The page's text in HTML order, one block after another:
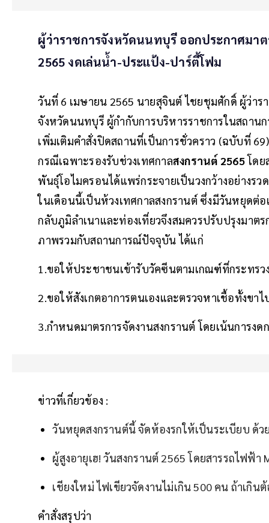
ผู้ว่าราชการจังหวัดนนทบุรี ออกประกาศมา
2565 งดเล่นน้ำ-ประแป้ง-ปาร์ตี้โฟม
วันที่ 6 เมษายน 2565 นายสุจินต์ ไชยชุมศักดิ์ ผู้ว่าร
จังหวัดนนทบุรี ผู้กำกับการบริหารราชการในสถาน
เพิ่มเติมคำสั่งปิดสถานที่เป็นการชั่วคราว (ฉบับที่
กรณีเฉพาะรองรับช่วงเทศกาลสงกรานต์ 2565โดย
พันธุ์โอไมครอนได้แพร่กระจายเป็นวงกว้างอย่างร
ในเดือนนี้เป็นห้วงเทศกาลสงกรานต์ ซึ่งมีวันหยุดต่
กลับภูมิลำเนาและท่องเที่ยวจึงสมควรปรับปรุงมา
ภาพรวมกับสถานการณ์ปัจจุบัน ได้แก่
1.ขอให้ประชาชนเข้ารับวัคซีนตามเกณฑ์ที่กระทร
2.ขอให้สังเกตอาการตนเองและตรวจหาเชื้อทั้งขา
3.กำหนดมาตรการจัดงานสงกรานต์ โดยเน้นการง
ข่าวที่เกี่ยวข้อง :
วันหยุดสงกรานต์นี้ จัดห้องรกให้เป็นระเบียบ ด้ว
ผู้สูงอายุเฮ! วันสงกรานต์ 2565 โดยสารรถไฟฟ้า
เชียงใหม่ ไฟเขียวจัดงานไม่เกิน 500 คน ถ้าเกิ
คำสั่งสรุปว่า